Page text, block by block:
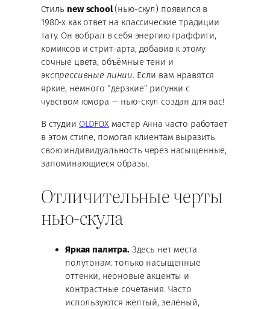
Стиль new school(нью-скул) появился в
1980-х как ответ на классические традиции
тату. Он вобрал в себя энергию граффити,
комиксов и стрит-арта, добавив к этому
сочные цвета, объёмные тени и
экспрессивные линии. Если вам нравятся
яркие, немного “дерзкие” рисунки с
чувством юмора — нью-скул создан для вас!
В студии OLDFOXмастер Анна часто работает
в этом стиле, помогая клиентам выразить
свою индивидуальность через насыщенные,
запоминающиеся образы.
Отличительные черты
нью-скула
Яркая палитра.Здесь нет места
полутонам: только насыщенные
оттенки, неоновые акценты и
контрастные сочетания. Часто
используются жёлтый, зелёный,